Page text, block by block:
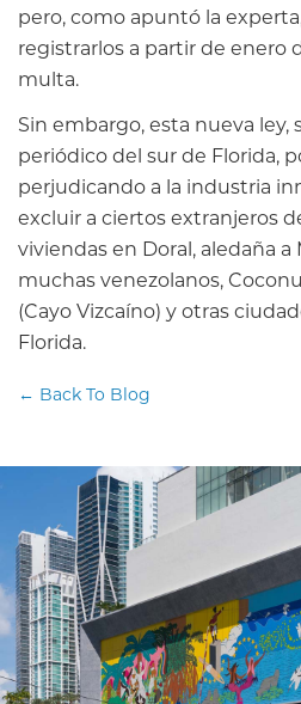
pero, como apuntó la
registrarlos a partir de enero
multa.
Sin embargo, esta nueva ley,
periódico del sur de Florida,
perjudicando a la industria
excluir a ciertos extranjeros
viviendas en Doral, aledaña
muchas venezolanos,
(Cayo Vizcaíno) y otras
Florida.
← Back To Blog